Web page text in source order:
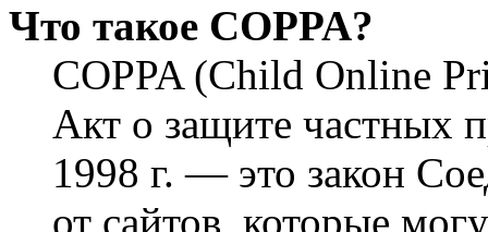
Что такое COPPA?
COPPA (Child Online
Акт о защите частных
1998 г. — это закон
от сайтов, которые